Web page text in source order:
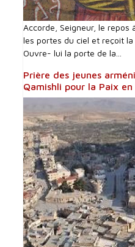
Accorde, Seigneur, le repos
les portes du ciel et reçoit la
Ouvre- lui la porte de la...
Prière des jeunes
Qamishli pour la Paix en